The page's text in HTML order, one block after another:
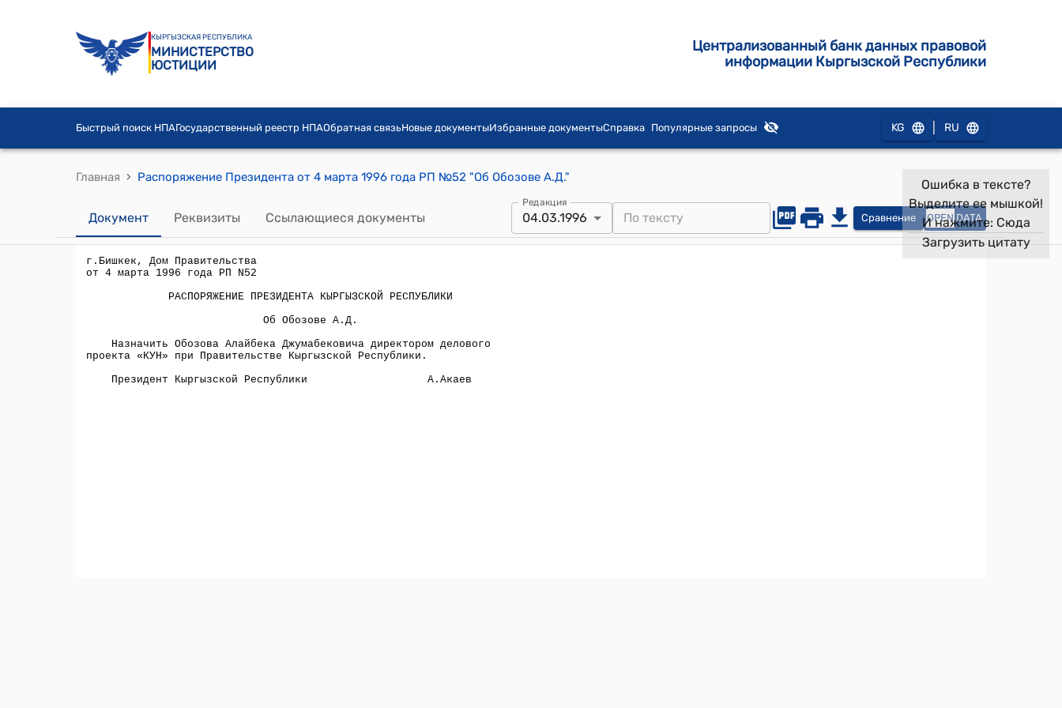
КЫРГЫЗСКАЯ РЕСПУБЛИКА
МИНИСТЕРСТВО
ЮСТИЦИИ
Централизованный банк данных правовой
информации Кыргызской Республики
Быстрый поиск НПАГосударственный реестр НПАОбратная связьНовые документыИзбранные документыСправка Популярные запросы KG RU
Главная › Распоряжение Президента от 4 марта 1996 года РП №52 "Об Обозове А.Д."
Документ Реквизиты Ссылающиеся документы
Редакция
04.03.1996 Сравнение OPEN DATA
Ошибка в тексте?
Выделите ее мышкой!
И нажмите: Сюда
Загрузить цитату